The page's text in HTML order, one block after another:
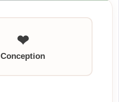
❤
Conception